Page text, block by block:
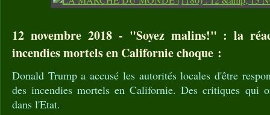
12 novembre 2018 - "Soyez malins!" : la
incendies mortels en Californie choque :
Donald Trump a accusé les autorités locales d'être
des incendies mortels en Californie. Des critiques qui
dans l'Etat.